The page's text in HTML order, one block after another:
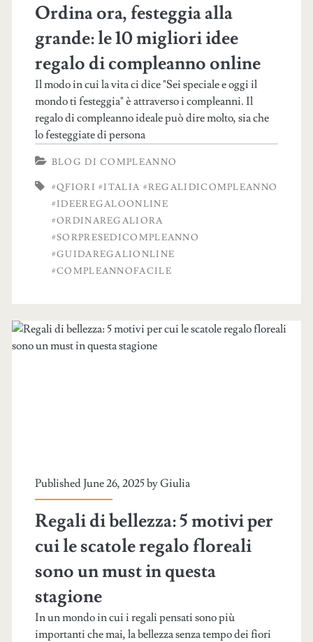
Ordina ora, festeggia alla
grande: le 10 migliori idee
regalo di compleanno online
Il modo in cui la vita ci dice "Sei speciale e oggi il
mondo ti festeggia" è attraverso i compleanni. Il
regalo di compleanno ideale può dire molto, sia che
lo festeggiate di persona
BLOG DI COMPLEANNO
#QFIORI #ITALIA #REGALIDICOMPLEANNO
#IDEEREGALOONLINE
#ORDINAREGALIORA
#SORPRESEDICOMPLEANNO
#GUIDAREGALIONLINE
#COMPLEANNOFACILE
Published June 26, 2025 byGiulia
Regali di bellezza: 5 motivi per
cui le scatole regalo floreali
sono un must in questa
stagione
In un mondo in cui i regali pensati sono più
importanti che mai, la bellezza senza tempo dei fiori